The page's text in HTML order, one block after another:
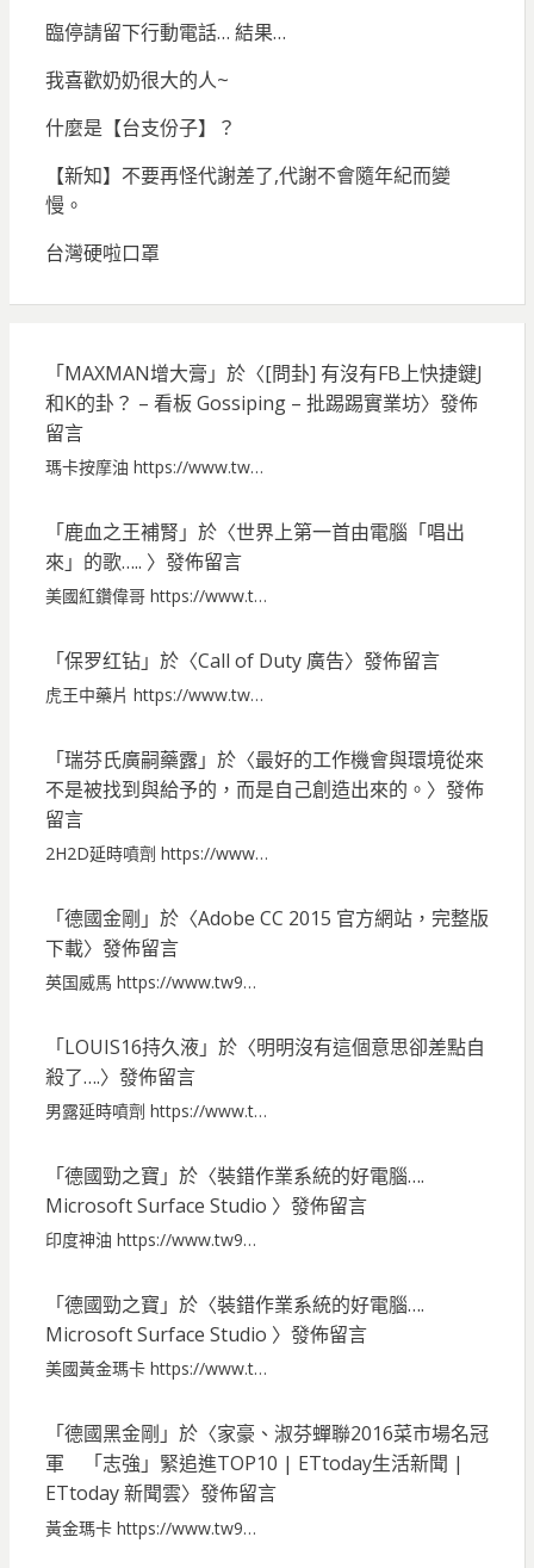
臨停請留下行動電話… 結果…
我喜歡奶奶很大的人~
什麼是【台支份子】？
【新知】不要再怪代謝差了,代謝不會隨年紀而變
慢。
台灣硬啦口罩
「MAXMAN增大膏 」於〈[問卦] 有沒有FB上快捷鍵J
和K的卦？ – 看板 Gossiping – 批踢踢實業坊〉發佈
留言
瑪卡按摩油 https://www.tw…
「鹿血之王補腎 」於〈世界上第一首由電腦「唱出
來」的歌….. 〉發佈留言
美國紅鑽偉哥 https://www.t…
「保罗红钻」於〈Call of Duty 廣告〉發佈留言
虎王中藥片 https://www.tw…
「瑞芬氏廣嗣藥露」於〈最好的工作機會與環境從來
不是被找到與給予的，而是自己創造出來的。 〉發佈
留言
2H2D延時噴劑 https://www…
「德國金剛 」於〈Adobe CC 2015 官方網站，完整版
下載〉發佈留言
英国威馬 https://www.tw9…
「LOUIS16持久液」於〈明明沒有這個意思卻差點自
殺了….〉發佈留言
男露延時噴劑 https://www.t…
「德國勁之寶 」於〈裝錯作業系統的好電腦….
Microsoft Surface Studio 〉發佈留言
印度神油 https://www.tw9…
「德國勁之寶 」於〈裝錯作業系統的好電腦….
Microsoft Surface Studio 〉發佈留言
美國黃金瑪卡 https://www.t…
「德國黑金剛 」於〈家豪、淑芬蟬聯2016菜市場名冠
軍 「志強」緊追進TOP10 | ETtoday生活新聞 |
ETtoday 新聞雲〉發佈留言
黃金瑪卡 https://www.tw9…